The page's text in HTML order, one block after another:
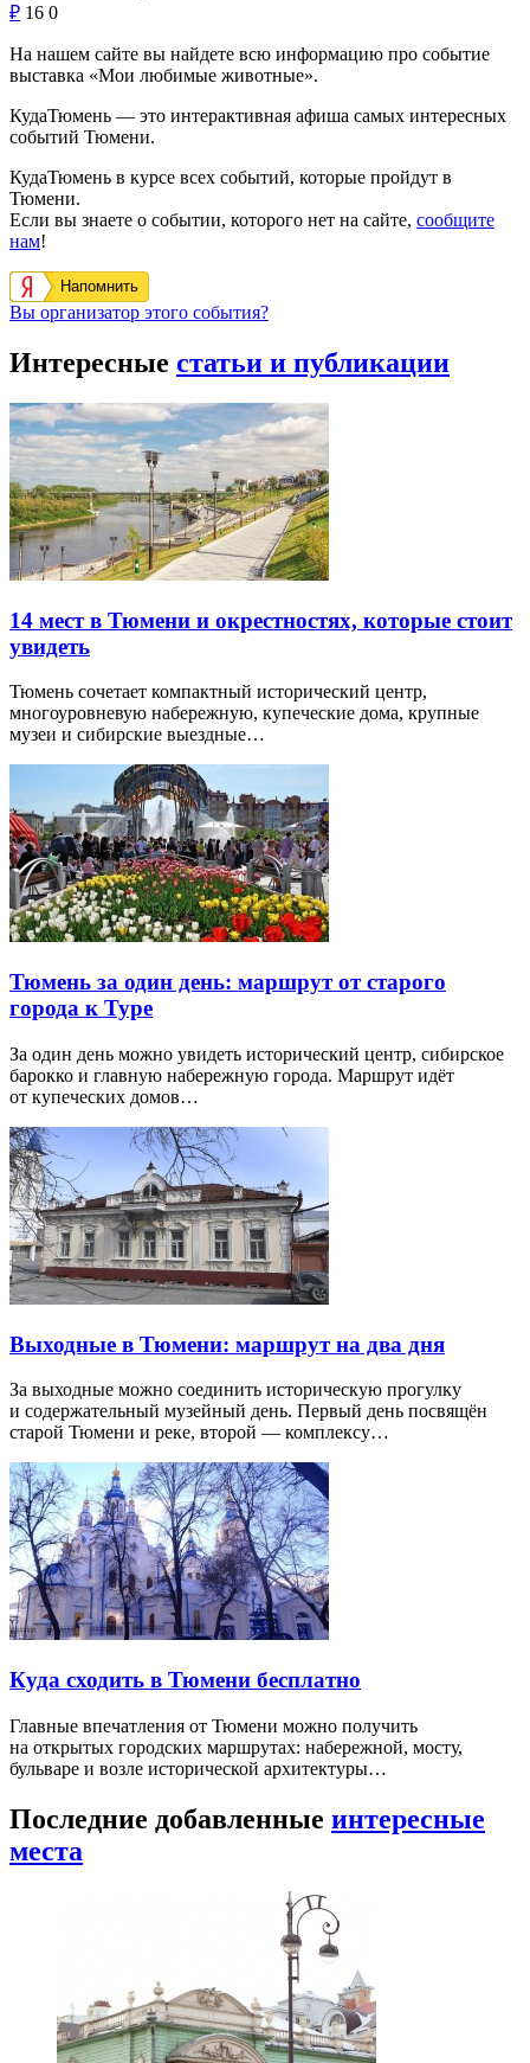
₽ 16 0
На нашем сайте вы найдете всю информацию про событие
выставка «Мои любимые животные».
КудаТюмень — это интерактивная афиша самых интересных
событий Тюмени.
КудаТюмень в курсе всех событий, которые пройдут в
Тюмени.
Если вы знаете о событии, которого нет на сайте, сообщите
нам!
Напомнить
Вы организатор этого события?
Интересные статьи и публикации
14 мест в Тюмени и окрестностях, которые стоит
увидеть
Тюмень сочетает компактный исторический центр,
многоуровневую набережную, купеческие дома, крупные
музеи и сибирские выездные…
Тюмень за один день: маршрут от старого
города к Туре
За один день можно увидеть исторический центр, сибирское
барокко и главную набережную города. Маршрут идёт
от купеческих домов…
Выходные в Тюмени: маршрут на два дня
За выходные можно соединить историческую прогулку
и содержательный музейный день. Первый день посвящён
старой Тюмени и реке, второй — комплексу…
Куда сходить в Тюмени бесплатно
Главные впечатления от Тюмени можно получить
на открытых городских маршрутах: набережной, мосту,
бульваре и возле исторической архитектуры…
Последние добавленные интересные
места